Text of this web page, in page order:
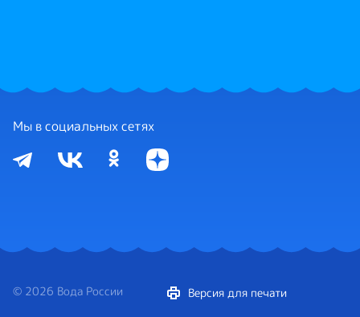
Мы в социальных сетях
© 2026 Вода России Версия для печати